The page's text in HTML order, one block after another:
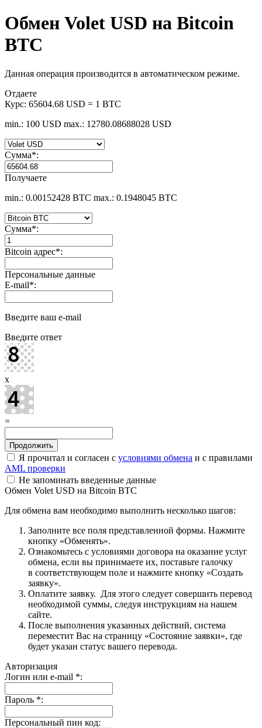
Обмен Volet USD на Bitcoin
BTC
Данная операция производится в автоматическом режиме.
Отдаете
Курс: 65604.68 USD = 1 BTC
min.: 100 USD max.: 12780.08688028 USD
Сумма*:
Получаете
min.: 0.00152428 BTC max.: 0.1948045 BTC
Сумма*:
Bitcoin адрес*:
Персональные данные
E-mail*:
Введите ваш e-mail
Введите ответ
x
=
Я прочитал и согласен с условиями обмена и с правилами
AML проверки
Не запоминать введенные данные
Обмен Volet USD на Bitcoin BTC
Для обмена вам необходимо выполнить несколько шагов:
Заполните все поля представленной формы. Нажмите
кнопку «Обменять».
Ознакомьтесь с условиями договора на оказание услуг
обмена, если вы принимаете их, поставьте галочку
в соответствующем поле и нажмите кнопку «Создать
заявку».
Оплатите заявку. Для этого следует совершить перевод
необходимой суммы, следуя инструкциям на нашем
сайте.
После выполнения указанных действий, система
переместит Вас на страницу «Состояние заявки», где
будет указан статус вашего перевода.
Авторизация
Логин или e-mail *:
Пароль *:
Персональный пин код: